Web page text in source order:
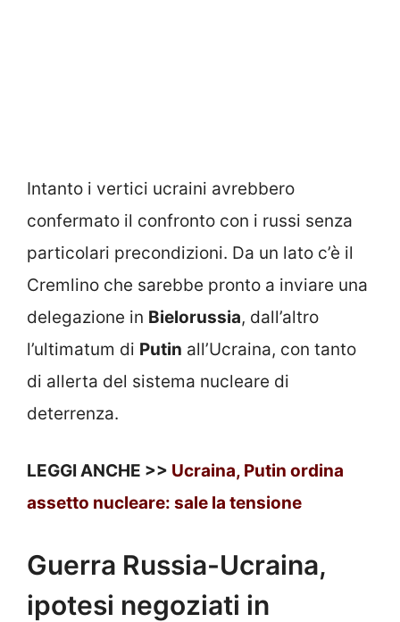
Intanto i vertici ucraini avrebbero
confermato il confronto con i russi senza
particolari precondizioni. Da un lato c’è il
Cremlino che sarebbe pronto a inviare una
delegazione in Bielorussia, dall’altro
l’ultimatum di Putin all’Ucraina, con tanto
di allerta del sistema nucleare di
deterrenza.
LEGGI ANCHE >> Ucraina, Putin ordina
assetto nucleare: sale la tensione
Guerra Russia-Ucraina,
ipotesi negoziati in